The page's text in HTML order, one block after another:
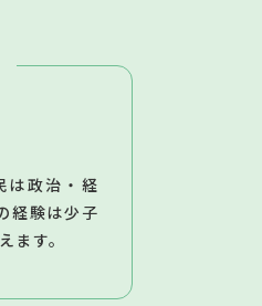
は政治・経
経験は少子
ます。